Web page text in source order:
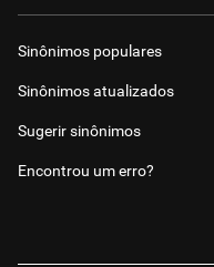
Sinônimos populares
Sinônimos atualizados
Sugerir sinônimos
Encontrou um erro?